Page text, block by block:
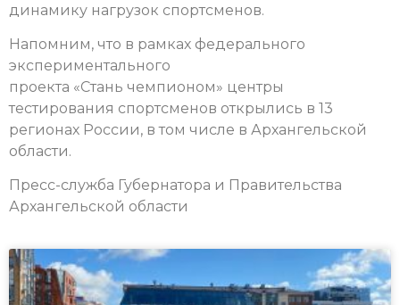
динамику нагрузок спортсменов.
Напомним, что в рамках федерального
экспериментального
проекта «Стань чемпионом» центры
тестирования спортсменов открылись в 13
регионах России, в том числе в Архангельской
области.
Пресс-служба Губернатора и Правительства
Архангельской области